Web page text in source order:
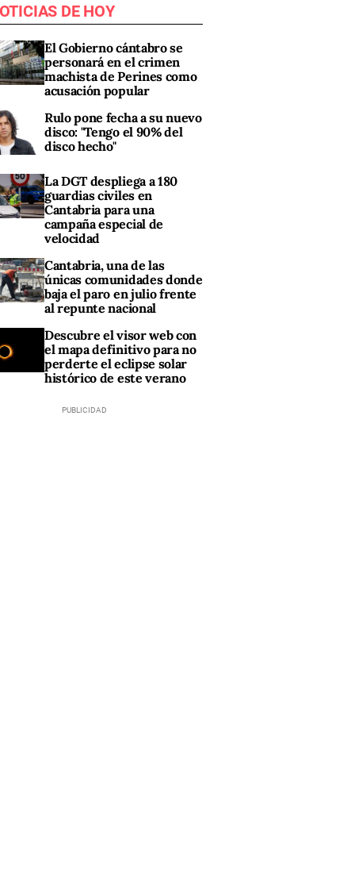
DE HOY
El Gobierno cántabro se
personará en el crimen
machista de Perines como
acusación popular
Rulo pone fecha a su nuevo
disco: "Tengo el 90% del
disco hecho"
La DGT despliega a 180
guardias civiles en
Cantabria para una
campaña especial de
velocidad
Cantabria, una de las
únicas comunidades donde
baja el paro en julio frente
al repunte nacional
Descubre el visor web con
el mapa definitivo para no
perderte el eclipse solar
histórico de este verano